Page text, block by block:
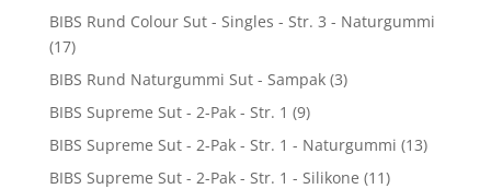
BIBS Rund Colour Sut - Singles - Str. 3 - Naturgummi
(17)
BIBS Rund Naturgummi Sut - Sampak (3)
BIBS Supreme Sut - 2-Pak - Str. 1 (9)
BIBS Supreme Sut - 2-Pak - Str. 1 - Naturgummi (13)
BIBS Supreme Sut - 2-Pak - Str. 1 - Silikone (11)